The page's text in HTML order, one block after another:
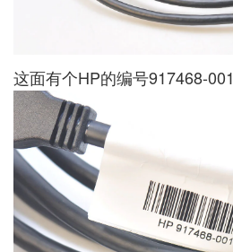
这面有个HP的编号917468-001